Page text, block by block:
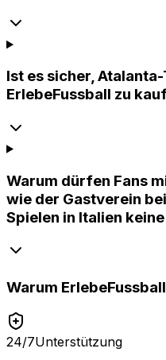
Ist es sicher,
ErlebeFussball zu
Warum dürfen Fans
wie der Gastverein
Spielen in Italien
Warum ErlebeFussball
24/7Unterstützung